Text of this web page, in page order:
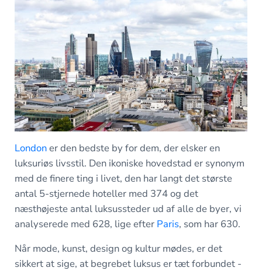
Londoner den bedste by for dem, der elsker en
luksuriøs livsstil. Den ikoniske hovedstad er synonym
med de finere ting i livet, den har langt det største
antal 5-stjernede hoteller med 374 og det
næsthøjeste antal luksussteder ud af alle de byer, vi
analyserede med 628, lige efter Paris, som har 630.
Når mode, kunst, design og kultur mødes, er det
sikkert at sige, at begrebet luksus er tæt forbundet -